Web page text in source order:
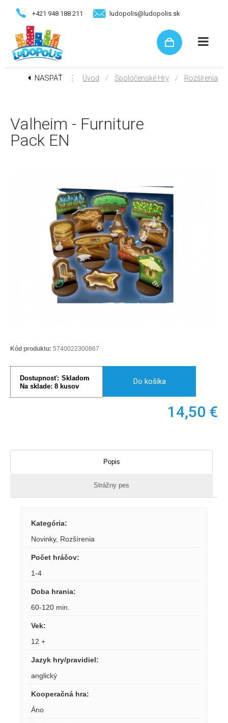
+421 948 188 211 ludopolis@ludopolis.sk
NASPÄŤ ⋮ Úvod / Spoločenské Hry / Rozšírenia
Valheim - Furniture
Pack EN
Kód produktu: 5740022300867
Dostupnosť: Skladom
Na sklade: 8 kusov
Do košíka
14,50 €
Popis
Strážny pes
Kategória:
Novinky, Rozšírenia
Počet hráčov:
1-4
Doba hrania:
60-120 min.
Vek:
12 +
Jazyk hry/pravidiel:
anglický
Kooperačná hra:
Áno